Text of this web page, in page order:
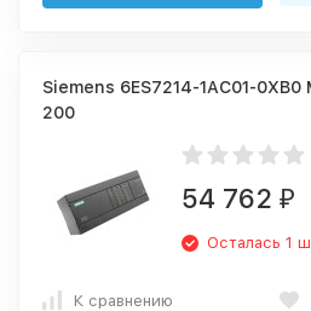
Siemens 6ES7214-1AC01-
200
54 762 ₽
Осталась 1
К сравнению